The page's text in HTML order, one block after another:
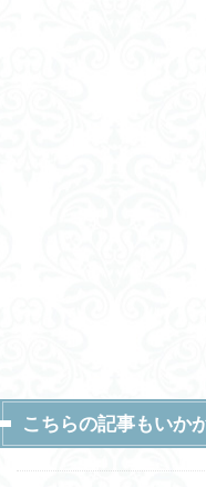
こちらの記事もいか